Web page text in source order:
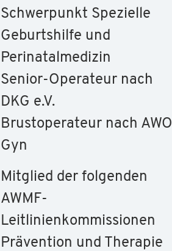
Schwerpunkt Spezielle
Geburtshilfe und
Perinatalmedizin
Senior-Operateur nach
DKG e.V.
Brustoperateur nach AWO
Gyn
Mitglied der folgenden
AWMF-
Leitlinienkommissionen
Prävention und Therapie